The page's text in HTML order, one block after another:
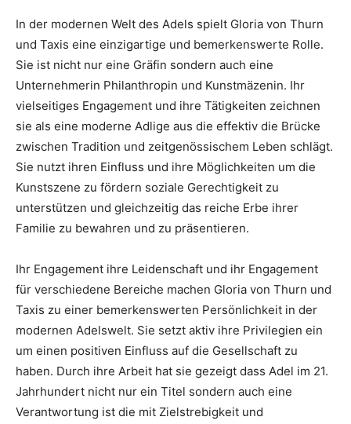
In der modernen Welt des Adels spielt Gloria von Thurn
und Taxis eine einzigartige und bemerkenswerte Rolle.
Sie ist nicht nur eine Gräfin sondern auch eine
Unternehmerin Philanthropin und Kunstmäzenin. Ihr
vielseitiges Engagement und ihre Tätigkeiten zeichnen
sie als eine moderne Adlige aus die effektiv die Brücke
zwischen Tradition und zeitgenössischem Leben schlägt.
Sie nutzt ihren Einfluss und ihre Möglichkeiten um die
Kunstszene zu fördern soziale Gerechtigkeit zu
unterstützen und gleichzeitig das reiche Erbe ihrer
Familie zu bewahren und zu präsentieren.
Ihr Engagement ihre Leidenschaft und ihr Engagement
für verschiedene Bereiche machen Gloria von Thurn und
Taxis zu einer bemerkenswerten Persönlichkeit in der
modernen Adelswelt. Sie setzt aktiv ihre Privilegien ein
um einen positiven Einfluss auf die Gesellschaft zu
haben. Durch ihre Arbeit hat sie gezeigt dass Adel im 21.
Jahrhundert nicht nur ein Titel sondern auch eine
Verantwortung ist die mit Zielstrebigkeit und